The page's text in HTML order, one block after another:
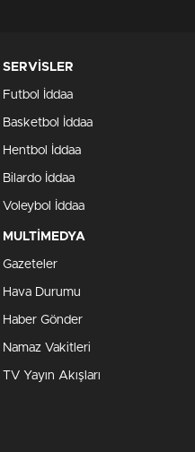
SERVİSLER
Futbol İddaa
Basketbol İddaa
Hentbol İddaa
Bilardo İddaa
Voleybol İddaa
MULTİMEDYA
Gazeteler
Hava Durumu
Haber Gönder
Namaz Vakitleri
TV Yayın Akışları